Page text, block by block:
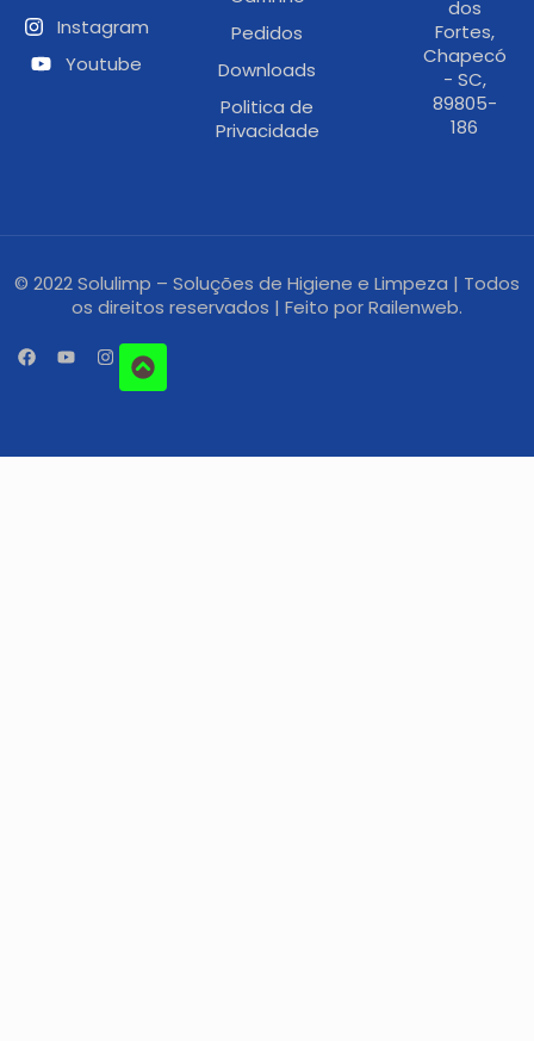
Instagram
Youtube
Pedidos
Downloads
Politica de
Privacidade
dos
Fortes,
Chapecó
- SC,
89805-
186
© 2022 Solulimp – Soluções de Higiene e Limpeza | Todos
os direitos reservados | Feito porRailenweb.